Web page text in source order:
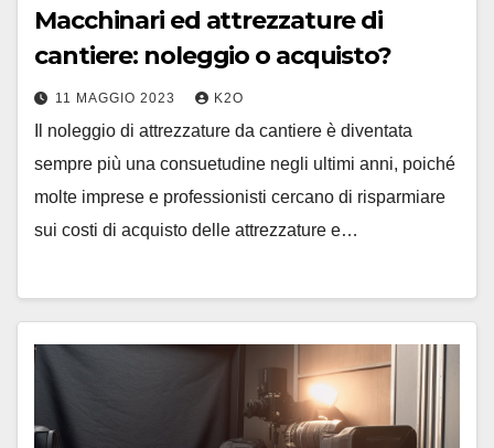
Macchinari ed attrezzature di
cantiere: noleggio o acquisto?
11 MAGGIO 2023 K2O
Il noleggio di attrezzature da cantiere è diventata
sempre più una consuetudine negli ultimi anni, poiché
molte imprese e professionisti cercano di risparmiare
sui costi di acquisto delle attrezzature e…